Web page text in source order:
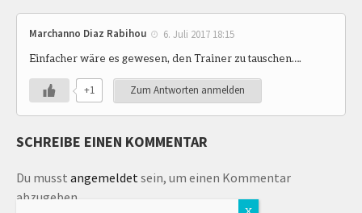
Marchanno Diaz Rabihou 6. Juli 2017 18:15
Einfacher wäre es gewesen, den Trainer zu tauschen….
+1 Zum Antworten anmelden
SCHREIBE EINEN KOMMENTAR
Du musst angemeldetsein, um einen Kommentar
abzugeben.